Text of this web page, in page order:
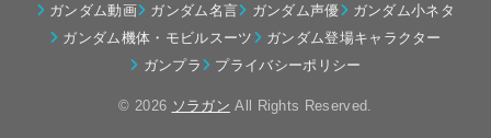
ガンダム動画
ガンダム名言 ガンダム声優
ガンダム小ネタ
ガンダム機体・モビルスーツ
ガンダム登場キャラクター
ガンプラ
プライバシーポリシー
© 2026 ソラガン All Rights Reserved.